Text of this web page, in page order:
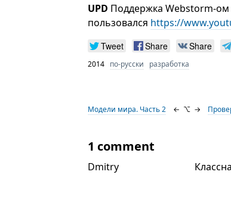
UPD Поддержка Webstorm-ом
пользовался https://
Tweet Share Share
2014 по-русски разработка
Модели мира. Часть 2 ← ⌥ →
1 comment
Dmitry